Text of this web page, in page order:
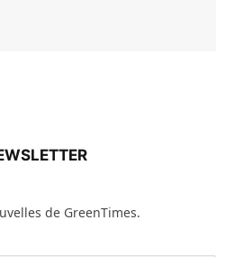
de GreenTimes.